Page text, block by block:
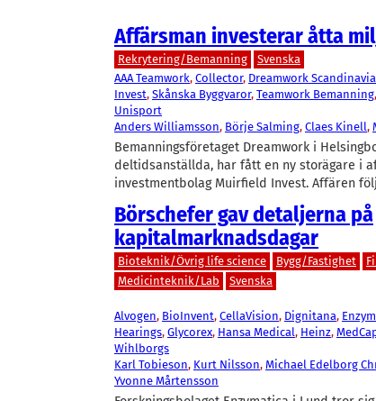
Affärsman investerar åtta
Rekrytering/Bemanning Svenska
AAA Teamwork, Collector, Dreamwork Scandinavia
Invest, Skånska Byggvaror, Teamwork Bemanning,
Unisport
Anders Williamsson, Börje Salming, Claes Kinell,
Bemanningsföretaget Dreamwork i
deltidsanställda, har fått en ny storägare i
investmentbolag Muirfield Invest. Affären
Börschefer gav detaljerna på
kapitalmarknadsdagar
Bioteknik/Övrig life science Bygg/Fastighet
Medicinteknik/Lab
Svenska
Alvogen, BioInvent, CellaVision, Dignitana,
Hearings, Glycorex, Hansa Medical, Heinz,
Wihlborgs
Karl Tobieson, Kurt Nilsson, Michael Edelborg
Yvonne Mårtensson